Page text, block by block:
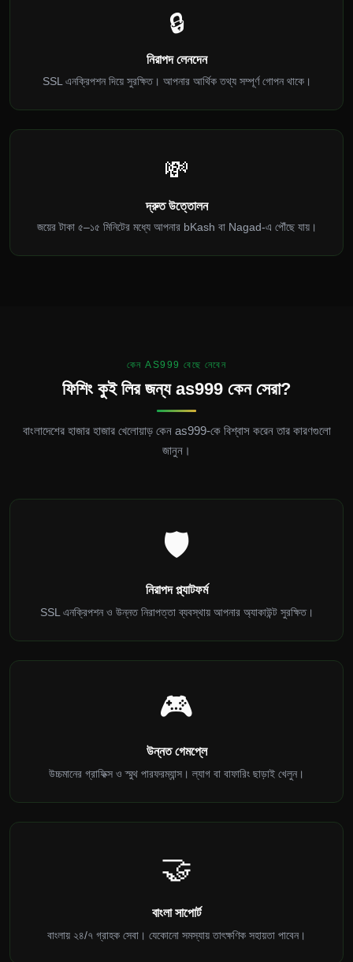
🔒
নিরাপদ লেনদেন
SSL এনক্রিপশন দিয়ে সুরক্ষিত। আপনার আর্থিক তথ্য সম্পূর্ণ গোপন থাকে।
💸
দ্রুত উত্তোলন
জয়ের টাকা ৫–১৫ মিনিটের মধ্যে আপনার bKash বা Nagad-এ পৌঁছে যায়।
কেন AS999 বেছে নেবেন
ফিশিং কুই লির জন্য as999 কেন সেরা?
বাংলাদেশের হাজার হাজার খেলোয়াড় কেন as999-কে বিশ্বাস করেন তার কারণগুলো
জানুন।
🛡️
নিরাপদ প্ল্যাটফর্ম
SSL এনক্রিপশন ও উন্নত নিরাপত্তা ব্যবস্থায় আপনার অ্যাকাউন্ট সুরক্ষিত।
🎮
উন্নত গেমপ্লে
উচ্চমানের গ্রাফিক্স ও স্মুথ পারফরম্যান্স। ল্যাগ বা বাফারিং ছাড়াই খেলুন।
🤝
বাংলা সাপোর্ট
বাংলায় ২৪/৭ গ্রাহক সেবা। যেকোনো সমস্যায় তাৎক্ষণিক সহায়তা পাবেন।